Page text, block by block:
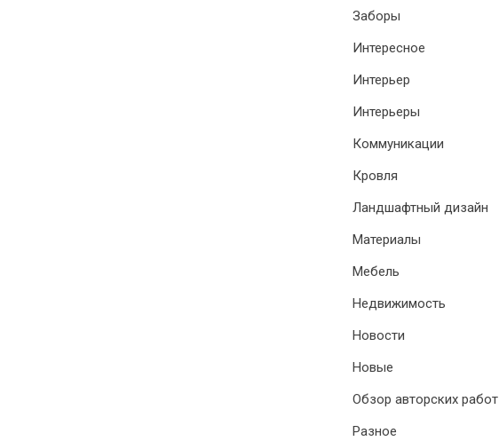
Заборы
Интересное
Интерьер
Интерьеры
Коммуникации
Кровля
Ландшафтный дизайн
Материалы
Мебель
Недвижимость
Новости
Новые
Обзор авторских работ
Разное